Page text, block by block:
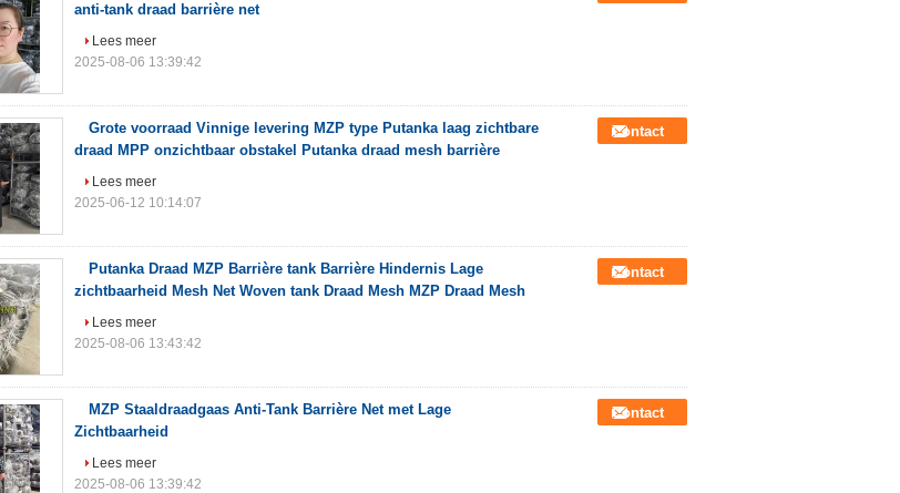
anti-tank draad barrière net
Lees meer
2025-08-06 13:39:42
Grote voorraad Vinnige levering MZP type Putanka laag zichtbare
draad MPP onzichtbaar obstakel Putanka draad mesh barrière
Contact
Lees meer
2025-06-12 10:14:07
Putanka Draad MZP Barrière tank Barrière Hindernis Lage
zichtbaarheid Mesh Net Woven tank Draad Mesh MZP Draad Mesh
Contact
Lees meer
2025-08-06 13:43:42
MZP Staaldraadgaas Anti-Tank Barrière Net met Lage
Zichtbaarheid
Contact
Lees meer
2025-08-06 13:39:42